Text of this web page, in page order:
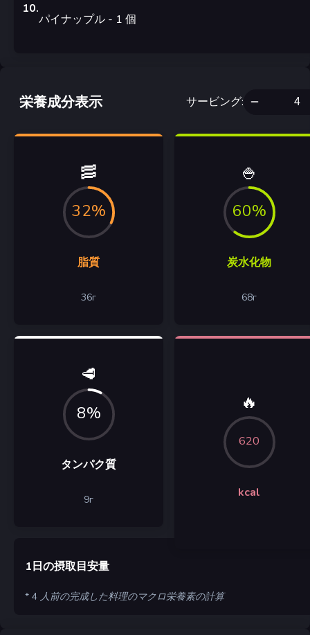
10.
パイナップル - 1 個
栄養成分表示 サービング:
🥓
32%
脂質
36г
🍚
60%
炭水化物
68г
🥩
8%
タンパク質
9г
🔥
620
kcal
1日の摂取目安量
* 4 人前の完成した料理のマクロ栄養素の計算